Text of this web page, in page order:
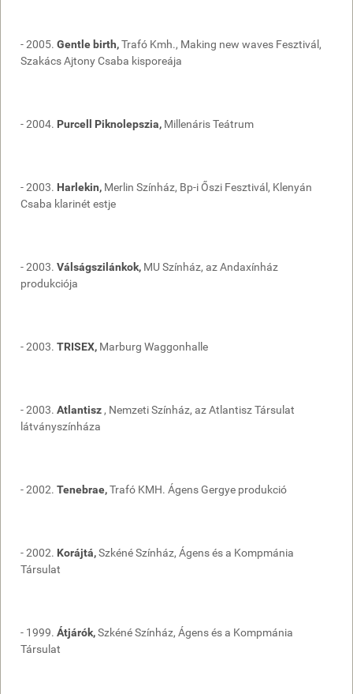
- 2005. Gentle birth,Trafó Kmh., Making new waves Fesztivál,
Szakács Ajtony Csaba kisporeája
- 2004. Purcell Piknolepszia, Millenáris Teátrum
- 2003. Harlekin, Merlin Színház, Bp-i Őszi Fesztivál, Klenyán
Csaba klarinét estje
- 2003. Válságszilánkok, MU Színház, az Andaxínház
produkciója
- 2003. TRISEX, Marburg Waggonhalle
- 2003. Atlantisz , Nemzeti Színház, az Atlantisz Társulat
látványszínháza
- 2002. Tenebrae,Trafó KMH. Ágens Gergye produkció
- 2002. Korájtá,Szkéné Színház, Ágens és a Kompmánia
Társulat
- 1999. Átjárók,Szkéné Színház, Ágens és a Kompmánia
Társulat